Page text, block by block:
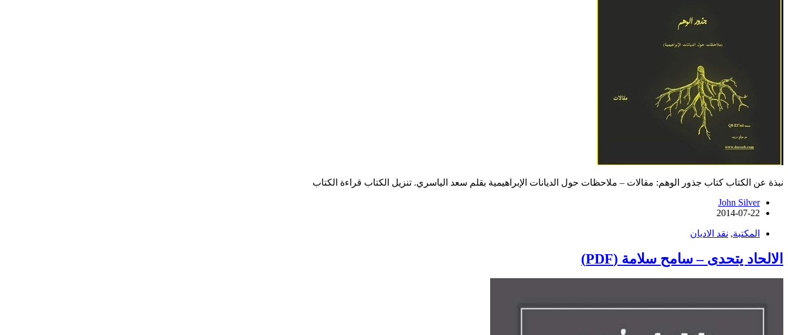
نبذة عن الكتاب كتاب جذور الوهم: مقالات – ملاحظات حول الديانات الإبراهيمية بقلم سعد الياسري. تنزيل الكتاب قراءة الكتاب
John Silver
2014-07-22
المكتبة, نقد الاديان
الالحاد يتحدى – سامح سلامة (PDF)